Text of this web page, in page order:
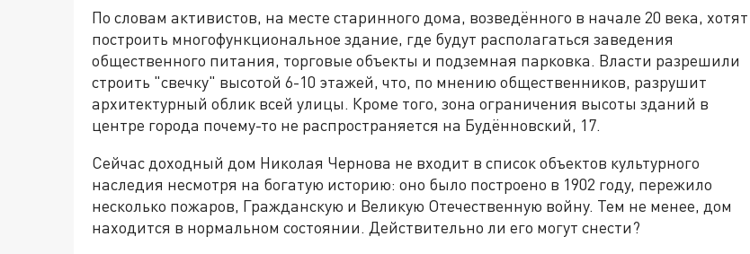
По словам активистов, на месте старинного дома, возведённого в начале 20 века, хотят
построить многофункциональное здание, где будут располагаться заведения
общественного питания, торговые объекты и подземная парковка. Власти разрешили
строить "свечку" высотой 6-10 этажей, что, по мнению общественников, разрушит
архитектурный облик всей улицы. Кроме того, зона ограничения высоты зданий в
центре города почему-то не распространяется на Будённовский, 17.
Сейчас доходный дом Николая Чернова не входит в список объектов культурного
наследия несмотря на богатую историю: оно было построено в 1902 году, пережило
несколько пожаров, Гражданскую и Великую Отечественную войну. Тем не менее, дом
находится в нормальном состоянии. Действительно ли его могут снести?